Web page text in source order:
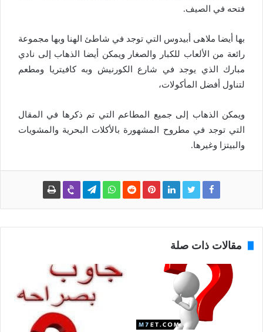
فتحه في الصيف.
بها أيضا ملاهى أبيدوس التي توجد في شاطئ الهنا وبها مجموعة
رائعة من الألعاب للكبار والصغار ويمكن أيضا الذهاب إلى نادي
مبارك الذي يوجد في شارع الكورنيش وبه كافيتريا ومطعم
لتناول أفضل المأكولات،
ويمكن الذهاب إلى جميع المطاعم التي تم ذكرها في المقال
التي توجد في مطروح المشهورة بالأكلات البحرية والمشويات
والبيتزا وغيرها.
مقالات ذات صلة